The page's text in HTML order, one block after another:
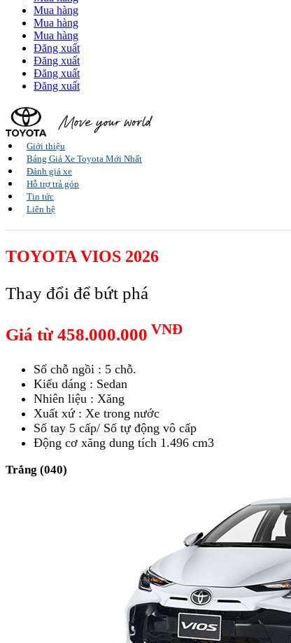
Mua hàng
Mua hàng
Mua hàng
Đăng xuất
Đăng xuất
Đăng xuất
Đăng xuất
Giới thiệu
Bảng Giá Xe Toyota Mới Nhất
Đánh giá xe
Hỗ trợ trả góp
Tin tức
Liên hệ
TOYOTA VIOS 2026
Thay đổi để bứt phá
Giá từ 458.000.000 VNĐ
Số chỗ ngồi : 5 chỗ.
Kiểu dáng : Sedan
Nhiên liệu : Xăng
Xuất xứ : Xe trong nước
Số tay 5 cấp/ Số tự động vô cấp
Động cơ xăng dung tích 1.496 cm3
Trắng (040)